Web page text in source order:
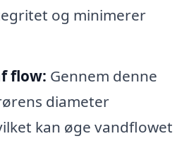
og minimerer
flow: Gennem denne
diameter
kan øge vandflowet